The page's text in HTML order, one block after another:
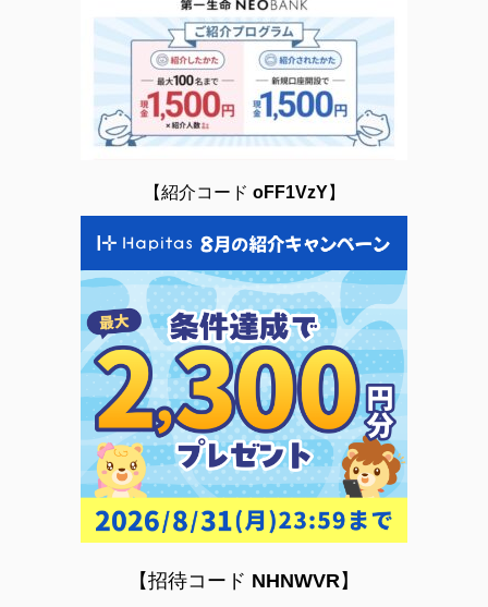
【紹介コード oFF1VzY】
【招待コード NHNWVR】